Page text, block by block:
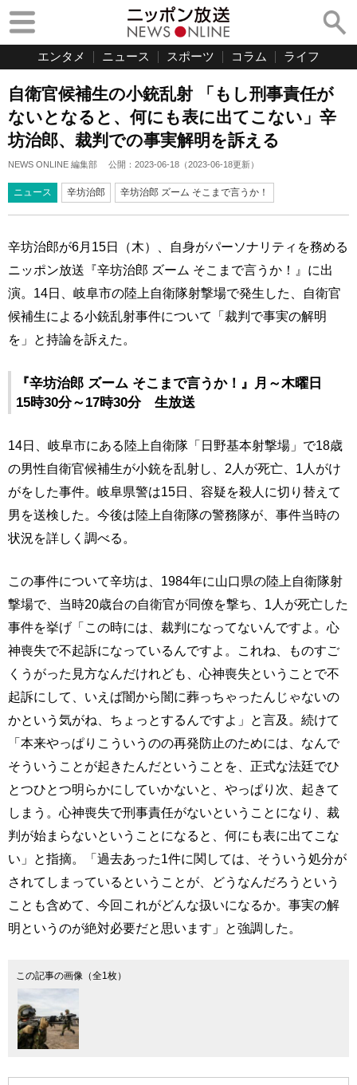
エンタメ ニュース スポーツ コラム ライフ
自衛官候補生の小銃乱射 「もし刑事責任が
ないとなると、何にも表に出てこない」辛
坊治郎、裁判での事実解明を訴える
NEWS ONLINE 編集部 公開： 2023-06-18 （2023-06-18更新）
ニュース 辛坊治郎 辛坊治郎 ズーム そこまで言うか！
辛坊治郎が6月15日（木）、自身がパーソナリティを務める
ニッポン放送『辛坊治郎 ズーム そこまで言うか！』に出
演。14日、岐阜市の陸上自衛隊射撃場で発生した、自衛官
候補生による小銃乱射事件について「裁判で事実の解明
を」と持論を訴えた。
『辛坊治郎 ズーム そこまで言うか！』月～木曜日
15時30分～17時30分 生放送
14日、岐阜市にある陸上自衛隊「日野基本射撃場」で18歳
の男性自衛官候補生が小銃を乱射し、2人が死亡、1人がけ
がをした事件。岐阜県警は15日、容疑を殺人に切り替えて
男を送検した。今後は陸上自衛隊の警務隊が、事件当時の
状況を詳しく調べる。
この事件について辛坊は、1984年に山口県の陸上自衛隊射
撃場で、当時20歳台の自衛官が同僚を撃ち、1人が死亡した
事件を挙げ「この時には、裁判になってないんですよ。心
神喪失で不起訴になっているんですよ。これね、ものすご
くうがった見方なんだけれども、心神喪失ということで不
起訴にして、いえば闇から闇に葬っちゃったんじゃないの
かという気がね、ちょっとするんですよ」と言及。続けて
「本来やっぱりこういうのの再発防止のためには、なんで
そういうことが起きたんだということを、正式な法廷でひ
とつひとつ明らかにしていかないと、やっぱり次、起きて
しまう。心神喪失で刑事責任がないということになり、裁
判が始まらないということになると、何にも表に出てこな
い」と指摘。「過去あった1件に関しては、そういう処分が
されてしまっているということが、どうなんだろうという
ことも含めて、今回これがどんな扱いになるか。事実の解
明というのが絶対必要だと思います」と強調した。
この記事の画像（全1枚）